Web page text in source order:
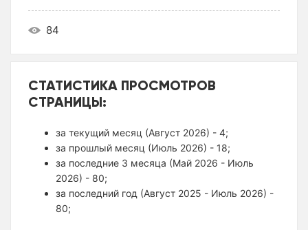
84
СТАТИСТИКА ПРОСМОТРОВ
СТРАНИЦЫ:
за текущий месяц (Август 2026) - 4;
за прошлый месяц (Июль 2026) - 18;
за последние 3 месяца (Май 2026 - Июль
2026) - 80;
за последний год (Август 2025 - Июль 2026) -
80;